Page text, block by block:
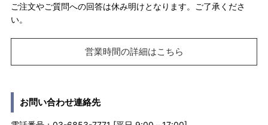
ご注文やご質問への回答は休み明けとなります。ご了承くださ
い。
営業時間の詳細はこちら
お問い合わせ連絡先